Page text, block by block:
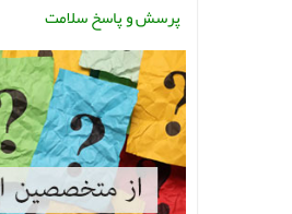
پرسش و پاسخ سلامت